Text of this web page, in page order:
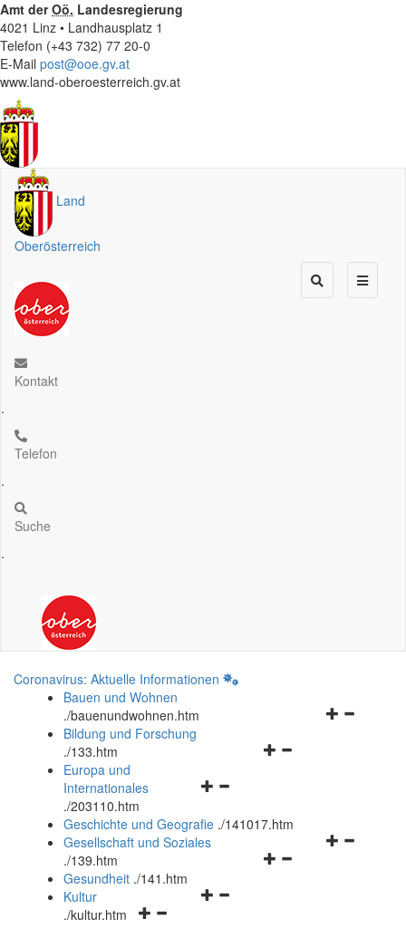
Amt derOö. Landesregierung
4021 Linz • Landhausplatz 1
Telefon (+43 732) 77 20-0
E-Mail post@ooe.gv.at
www.land-oberoesterreich.gv.at
Land
Oberösterreich
Kontakt
.
Telefon
.
Suche
.
Coronavirus: Aktuelle Informationen
Bauen und Wohnen
./bauenundwohnen.htm
Navigationsmenü
Bildung und Forschung
./133.htm
Navigationsmenü
und
schließen
Europa und
Internationales
./203110.htm
Geschichte und Geografie ./141017.htm
Navigationsmenü
Gesellschaft und Soziales
./139.htm
Navigationsmenü
Gesundheit ./141.htm
Navigationsmenü
Kultur
./kultur.htm